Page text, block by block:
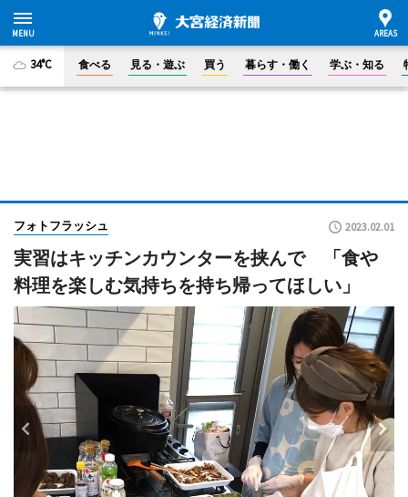
34°C 食べる 見る・遊ぶ 買う 暮らす・働く 学ぶ・知る
フォトフラッシュ 2023.02.01
実習はキッチンカウンターを挟んで 「食や
料理を楽しむ気持ちを持ち帰ってほしい」